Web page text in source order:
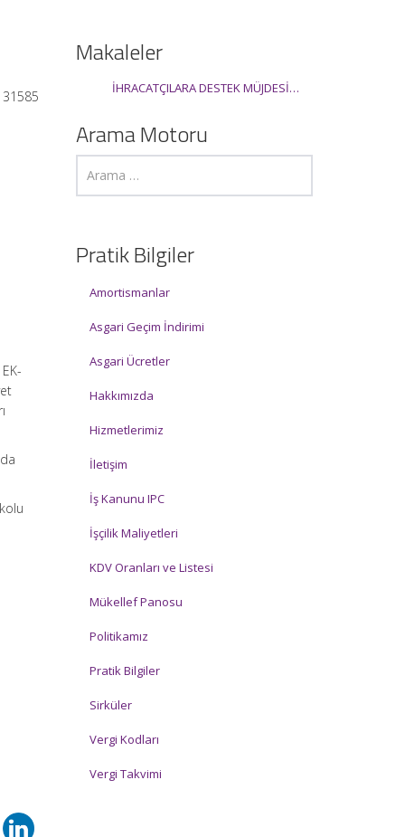
EK-
Makaleler
İHRACATÇILARA DESTEK MÜJDESİ…
Arama Motoru
Pratik Bilgiler
Amortismanlar
Asgari Geçim İndirimi
Asgari Ücretler
Hakkımızda
Hizmetlerimiz
İletişim
İş Kanunu IPC
İşçilik Maliyetleri
KDV Oranları ve Listesi
Mükellef Panosu
Politikamız
Pratik Bilgiler
Sirküler
Vergi Kodları
Vergi Takvimi